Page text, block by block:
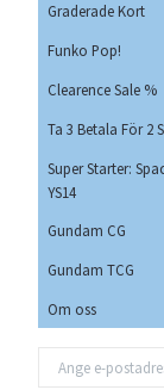
Graderade Kort
Funko Pop!
Clearence Sale %
Ta 3 Betala För 2
Super Starter:
YS14
Gundam CG
Gundam TCG
Om oss